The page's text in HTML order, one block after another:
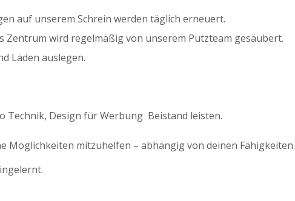
auf unserem Schrein werden täglich erneuert.
Zentrum wird regelmäßig von unserem Putzteam gesäubert.
Läden auslegen.
Technik, Design für Werbung Beistand leisten.
Möglichkeiten mitzuhelfen – abhängig von deinen Fähigkeiten.